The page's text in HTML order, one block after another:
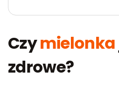
Czymielonka
zdrowe?